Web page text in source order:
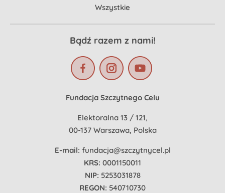
Wszystkie
Bądź razem z nami!
Fundacja Szczytnego Celu
Elektoralna 13 / 121,
00-137 Warszawa, Polska
E-mail: fundacja@szczytnycel.pl
KRS: 0001150011
NIP: 5253031878
REGON: 540710730